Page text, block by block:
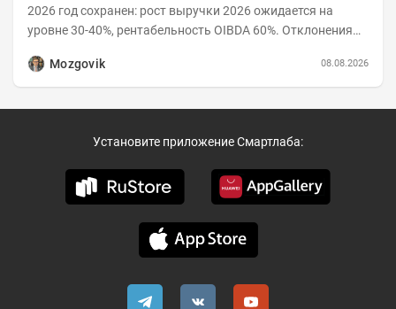
2026 год сохранен: рост выручки 2026 ожидается на
уровне 30-40%, рентабельность OIBDA 60%. Отклонения
Mozgovik
08.08.2026
Установите приложение Смартлаба: